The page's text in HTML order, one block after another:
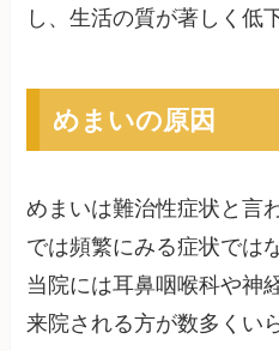
し、生活の質が著しく低
めまいの原因
めまいは難治性症状と言
では頻繁にみる症状では
当院には耳鼻咽喉科や神
来院される方が数多くい